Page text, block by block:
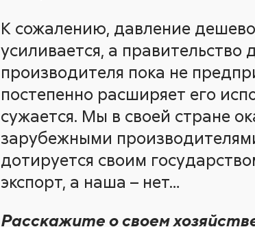
К сожалению, давление
усиливается, а
производителя пока не
постепенно расширяет его
сужается. Мы в своей стране
зарубежными
дотируется своим
экспорт, а наша – нет…
Расскажите о своем